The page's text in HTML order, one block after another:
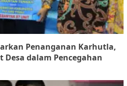
Penanganan Karhutla,
Desa dalam Pencegahan